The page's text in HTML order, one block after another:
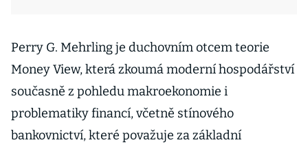
Perry G. Mehrling je duchovním otcem teorie
Money View, která zkoumá moderní hospodářství
současně z pohledu makroekonomie i
problematiky financí, včetně stínového
bankovnictví, které považuje za základní